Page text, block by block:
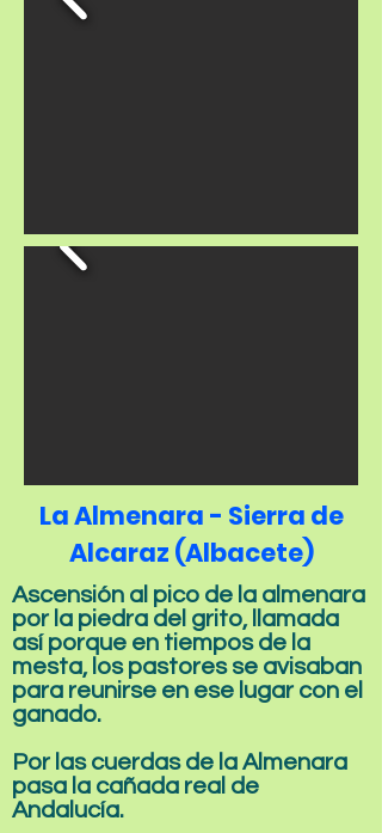
La Almenara - Sierra de
Alcaraz (Albacete)
Ascensión al pico de la almenara
por la piedra del grito, llamada
así porque en tiempos de la
mesta, los pastores se avisaban
para reunirse en ese lugar con el
ganado.
Por las cuerdas de la Almenara
pasa la cañada real de
Andalucía.